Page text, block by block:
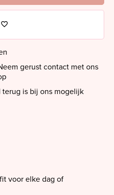
gerust contact met ons
terug is bij ons mogelijk
voor elke dag of